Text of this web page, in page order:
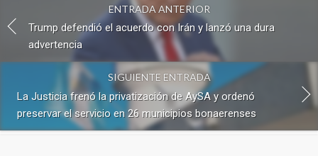
ENTRADA ANTERIOR
Trump defendió el acuerdo con Irán y lanzó una dura
advertencia
SIGUIENTE ENTRADA
La Justicia frenó la privatización de AySA y ordenó
preservar el servicio en 26 municipios bonaerenses